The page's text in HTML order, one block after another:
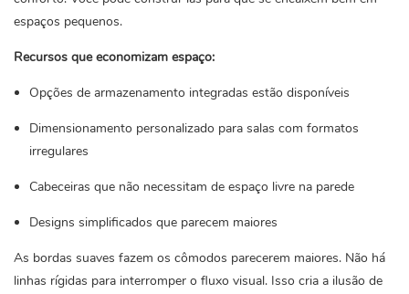
espaços pequenos.
Recursos que economizam espaço:
Opções de armazenamento integradas estão disponíveis
Dimensionamento personalizado para salas com formatos
irregulares
Cabeceiras que não necessitam de espaço livre na parede
Designs simplificados que parecem maiores
As bordas suaves fazem os cômodos parecerem maiores. Não há
linhas rígidas para interromper o fluxo visual. Isso cria a ilusão de